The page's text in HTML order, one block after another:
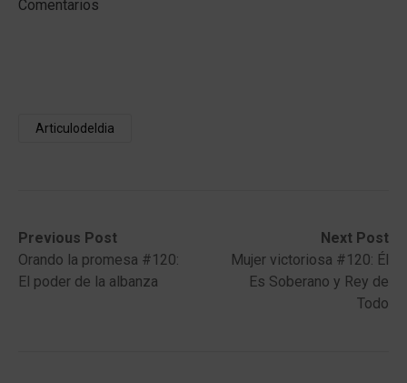
Comentarios
Articulodeldia
Post
navigation
Previous Post
Previous
post:Orando la promesa #120:
El poder de la albanza
Next Post
Next
post:
Mujer victoriosa #120: Él
Es Soberano y Rey de
Todo